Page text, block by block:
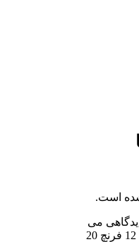
است.
می
نویسد “شالدون دو راه 12 فرنچ 20